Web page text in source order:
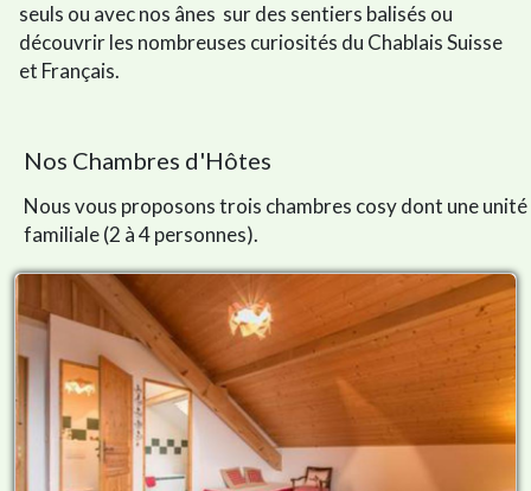
seuls ou avec nos ânes sur des sentiers balisés ou
découvrir les nombreuses curiosités du Chablais Suisse
et Français.
Nos Chambres d'Hôtes
Nous vous proposons trois chambres cosy dont une unité
familiale (2 à 4 personnes).